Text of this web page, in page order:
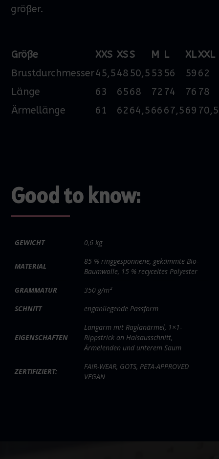
größer.
Größe XXS XSS M L XLXXL
Brustdurchmesser45,548 50,5 53 56 59 62
Länge
63 6568 72 74 76 78
Ärmellänge
61 62 64,566 67,569 70,5
Good to know:
GEWICHT 0,6 kg
MATERIAL
85 % ringgesponnene, gekämmte Bio-
Baumwolle, 15 % recyceltes Polyester
GRAMMATUR
350 g/m²
SCHNITT
enganliegende Passform
EIGENSCHAFTEN
Langarm mit Raglanärmel, 1×1-
Rippstrick an Halsausschnitt,
Ärmelenden und unterem Saum
ZERTIFIZIERT:
FAIR-WEAR, GOTS, PETA-APPROVED
VEGAN